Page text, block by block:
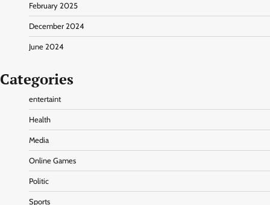
February 2025
December 2024
June 2024
Categories
entertaint
Health
Media
Online Games
Politic
Sports